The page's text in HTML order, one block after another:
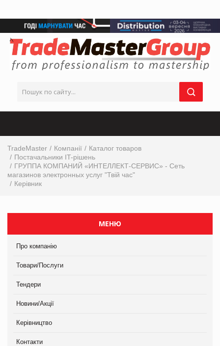
TradeMaster Компанії
Каталог товаров
Постачальники IT-рішень
ГРУППА КОМПАНИЙ «ИНТЕЛЛЕКТ-СЕРВИС» - Сеть
магазинов электронных услуг "Твій час"
Керівник
МЕНЮ
Про компанію
Товари/Послуги
Тендери
Новини/Акції
Керівництво
Контакти